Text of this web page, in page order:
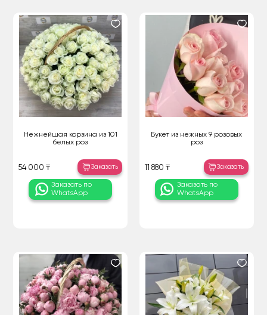
Нежнейшая корзина из 101
белых роз
54 000 ₸ Заказать
Заказать по
WhatsApp
Букет из нежных 9 розовых
роз
11 880 ₸ Заказать
Заказать по
WhatsApp